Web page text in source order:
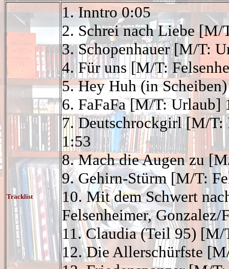
Tracklist
1. Inntro 0:05
2. Schrei nach Liebe [M/
3. Schopenhauer [M/T:
4. Für uns[M/T:
5. Hey Huh (in
6. FaFaFa [M/T: Urlaub]
7. Deutschrockgirl[M/T:
1:53
8. Mach die Augen zu
9. Gehirn-Stürm [M/T:
10. Mit dem Schwert
Felsenheimer, Gonzalez/
11. Claudia (Teil 95) [M/
12. Die Allerschürfste